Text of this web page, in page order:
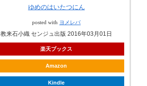
ゆめのはいたつにん
posted with ヨメレバ
教来石小織 センジュ出版 2016年03月01日
楽天ブックス
Amazon
Kindle